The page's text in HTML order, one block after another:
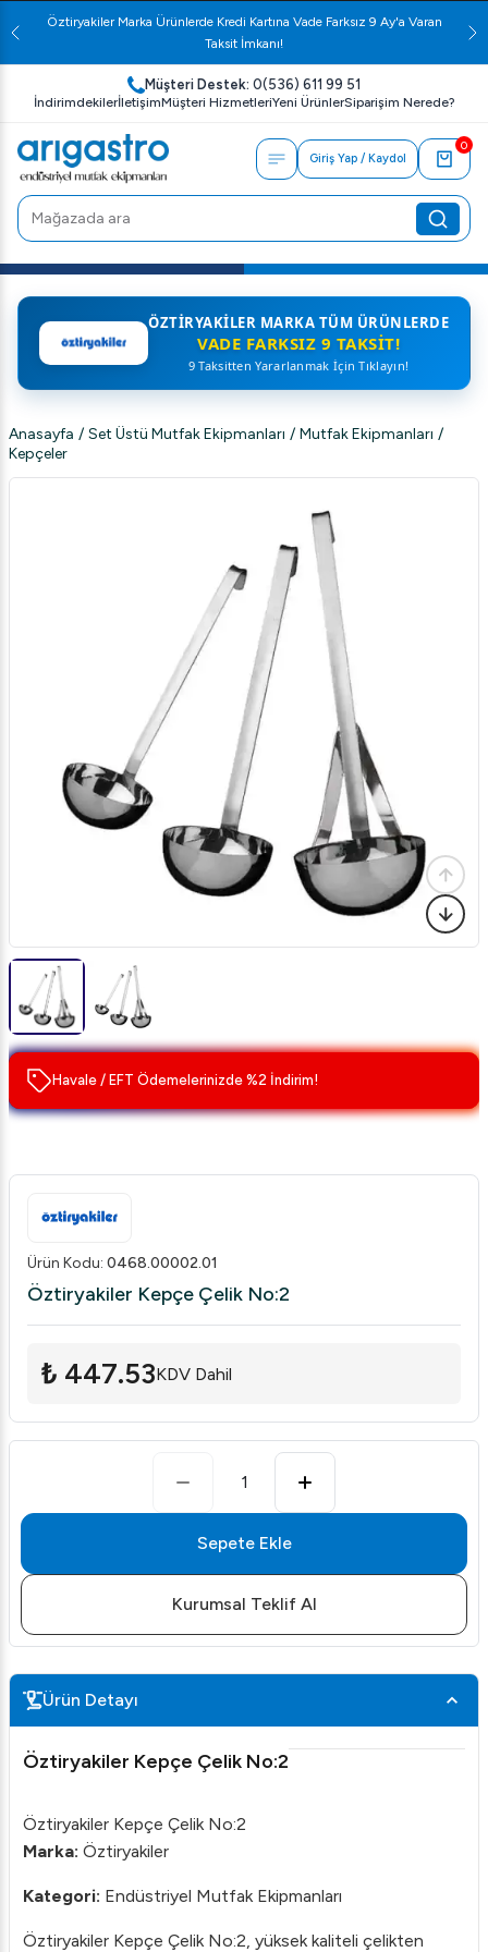
Öztiryakiler Marka Ürünlerde Kredi Kartına Vade Farksız 9 Ay'a Varan
Taksit İmkanı!
Müşteri Destek: 0(536) 611 99 51
İndirimdekilerİletişimMüşteri HizmetleriYeni ÜrünlerSiparişim Nerede?
Giriş Yap / Kaydol
0
ÖZTIRYAKILER MARKA TÜM ÜRÜNLERDE
VADE FARKSIZ 9 TAKSIT!
9 Taksitten Yararlanmak İçin Tıklayın!
Anasayfa / Set Üstü Mutfak Ekipmanları / Mutfak Ekipmanları /
Kepçeler
Havale / EFT Ödemelerinizde %2 İndirim!
Ürün Kodu: 0468.00002.01
Öztiryakiler Kepçe Çelik No:2
₺ 447.53KDV Dahil
1
Sepete Ekle
Kurumsal Teklif Al
Ürün Detayı
Öztiryakiler Kepçe Çelik No:2
Öztiryakiler Kepçe Çelik No:2
Marka: Öztiryakiler
Kategori: Endüstriyel Mutfak Ekipmanları
Öztiryakiler Kepçe Çelik No:2, yüksek kaliteli çelikten